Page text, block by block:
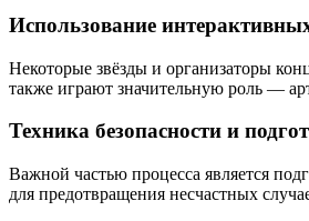
Использование
Некоторые звёзды и организаторы
также играют значительную роль —
Техника безопасности и
Важной частью процесса является
для предотвращения несчастных